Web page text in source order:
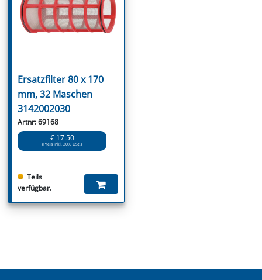
Ersatzfilter 80 x 170
mm, 32 Maschen
3142002030
Artnr: 69168
€ 17.50
(Preis inkl. 20% USt.)
Teils
verfügbar.